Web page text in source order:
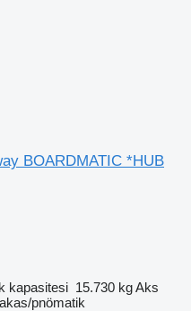
BOARDMATIC *HUB
kapasitesi 15.730 kgAks
pnömatik